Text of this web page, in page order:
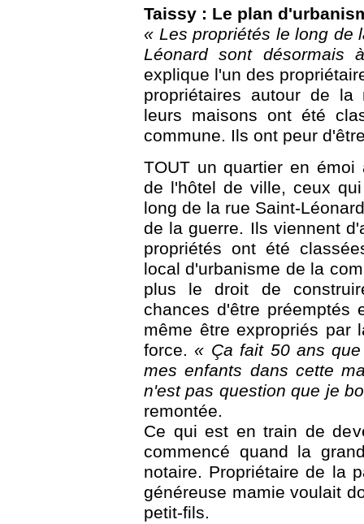
Taissy : Le plan
« Les propriétés le long de
Léonard sont
explique l'un des
propriétaires autour de la
leurs maisons ont été
commune. Ils ont peur
TOUT un quartier en
de l'hôtel de ville, ceux
long de la rue Saint-
de la guerre. Ils viennent
propriétés ont été
local d'urbanisme de la
plus le droit de
chances d'être préemptés
même être expropriés par
force.« Ça fait 50 ans
mes enfants dans cette
n'est pas question que je
remontée.
Ce qui est en train de
commencé quand la
notaire. Propriétaire de la
généreuse mamie voulait
petit-fils.